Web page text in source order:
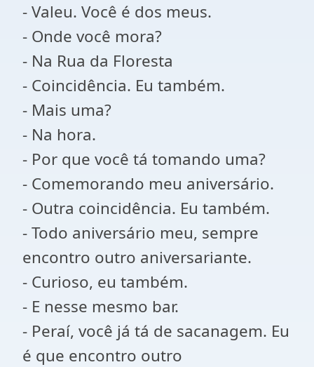
- Valeu. Você é dos meus.
- Onde você mora?
- Na Rua da Floresta
- Coincidência. Eu também.
- Mais uma?
- Na hora.
- Por que você tá tomando uma?
- Comemorando meu aniversário.
- Outra coincidência. Eu também.
- Todo aniversário meu, sempre
encontro outro aniversariante.
- Curioso, eu também.
- E nesse mesmo bar.
- Peraí, você já tá de sacanagem. Eu
é que encontro outro